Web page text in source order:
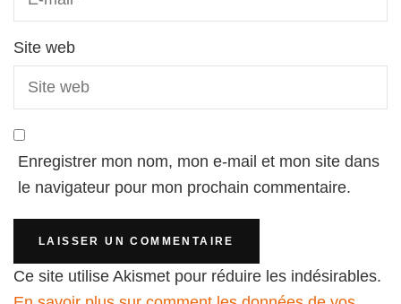
Site web
Enregistrer mon nom, mon e-mail et mon site dans
le navigateur pour mon prochain commentaire.
Ce site utilise Akismet pour réduire les indésirables.